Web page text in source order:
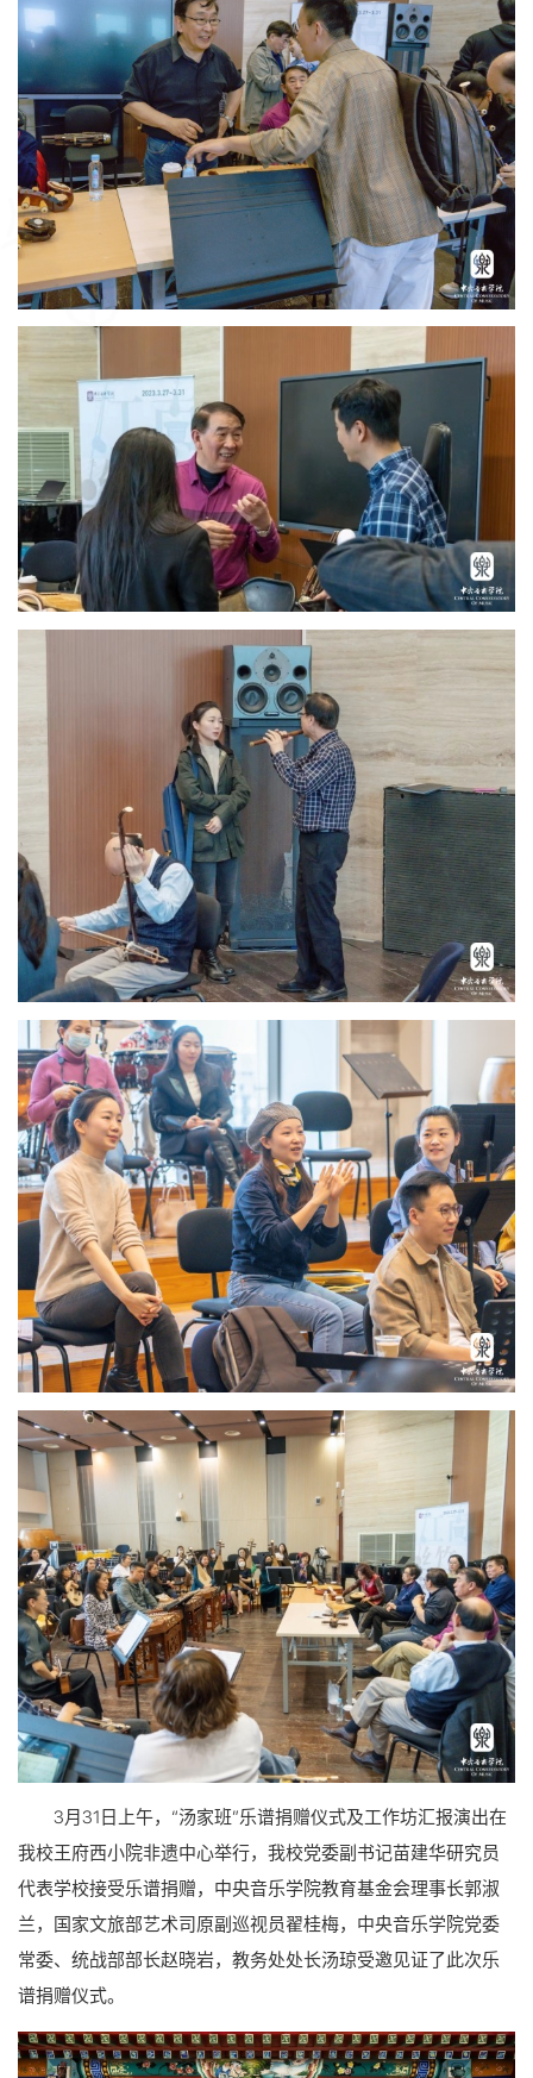
3月31日上午，“汤家班”乐谱捐赠仪式及工作坊汇报演出在
我校王府西小院非遗中心举行，我校党委副书记苗建华研究员
代表学校接受乐谱捐赠，中央音乐学院教育基金会理事长郭淑
兰，国家文旅部艺术司原副巡视员翟桂梅，中央音乐学院党委
常委、统战部部长赵晓岩，教务处处长汤琼受邀见证了此次乐
谱捐赠仪式。